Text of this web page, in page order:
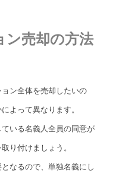
ン売却の方法
ン全体を売却したいの
よって異なります。
いる名義人全員の同意が
り付けましょう。
なるので、単独名義にし